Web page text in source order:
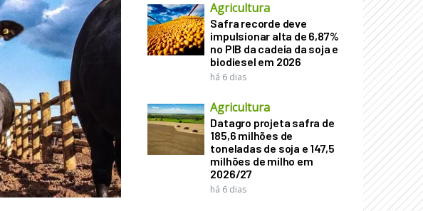
Agricultura
Safra recorde deve
impulsionar alta de 6,87%
no PIB da cadeia da soja e
biodiesel em 2026
há 6 dias
Agricultura
Datagro projeta safra de
185,6 milhões de
toneladas de soja e 147,5
milhões de milho em
2026/27
há 6 dias